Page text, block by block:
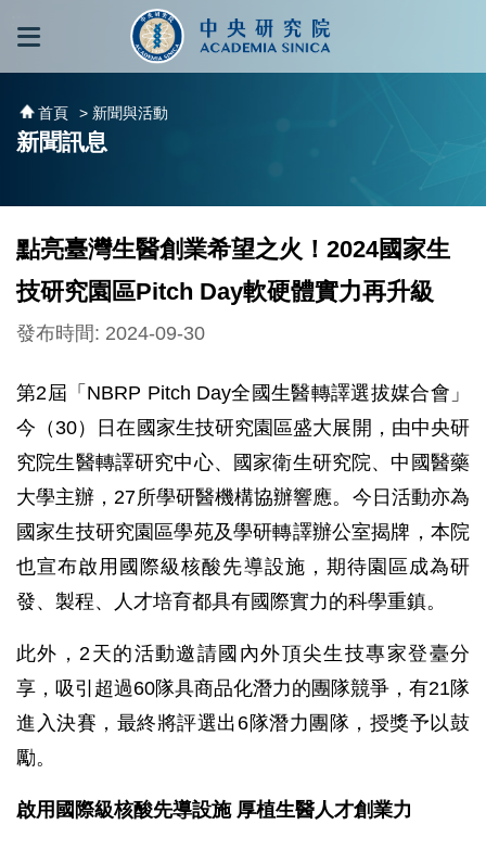
跳到主要內容區塊
首頁 > 新聞與活動
新聞訊息
點亮臺灣生醫創業希望之火！2024國家生
技研究園區Pitch Day軟硬體實力再升級
發布時間: 2024-09-30
第2屆「NBRP Pitch Day全國生醫轉譯選拔媒合會」
今（30）日在國家生技研究園區盛大展開，由中央研
究院生醫轉譯研究中心、國家衛生研究院、中國醫藥
大學主辦，27所學研醫機構協辦響應。今日活動亦為
國家生技研究園區學苑及學研轉譯辦公室揭牌，本院
也宣布啟用國際級核酸先導設施，期待園區成為研
發、製程、人才培育都具有國際實力的科學重鎮。
此外，2天的活動邀請國內外頂尖生技專家登臺分
享，吸引超過60隊具商品化潛力的團隊競爭，有21隊
進入決賽，最終將評選出6隊潛力團隊，授獎予以鼓
勵。
啟用國際級核酸先導設施 厚植生醫人才創業力